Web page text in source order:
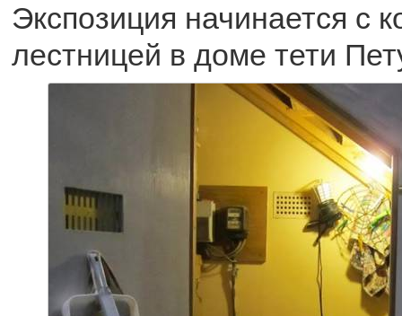
Экспозиция начинается с
лестницей в доме тети